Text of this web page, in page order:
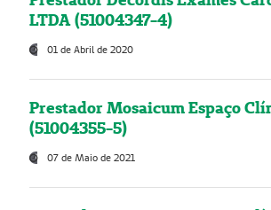
LTDA (51004347-4)
01 de Abril de 2020
Prestador Mosaicum Espaço
(51004355-5)
07 de Maio de 2021